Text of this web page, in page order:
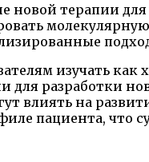
новой терапии
изучать
разработки
влиять на
пациента, что